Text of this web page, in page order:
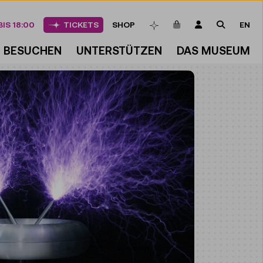
BESUCHEN UNTERSTÜTZEN DAS MUSEUM
18:00 TICKETS SHOP MERKLISTEARTIKEL IM
LOGIN SUCHE
EN